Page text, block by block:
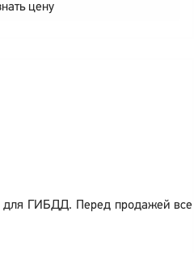
цену
для ГИБДД. Перед продажей все